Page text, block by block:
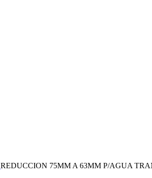
REDUCCION 75MM A 63MM P/AGUA